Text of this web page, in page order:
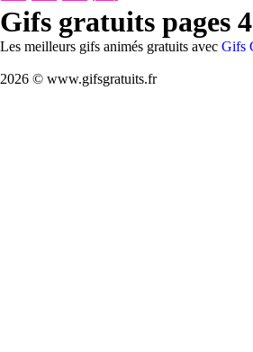
Gifs gratuits pages
Les meilleurs gifs animés gratuits avec Gifs
2026 © www.gifsgratuits.fr